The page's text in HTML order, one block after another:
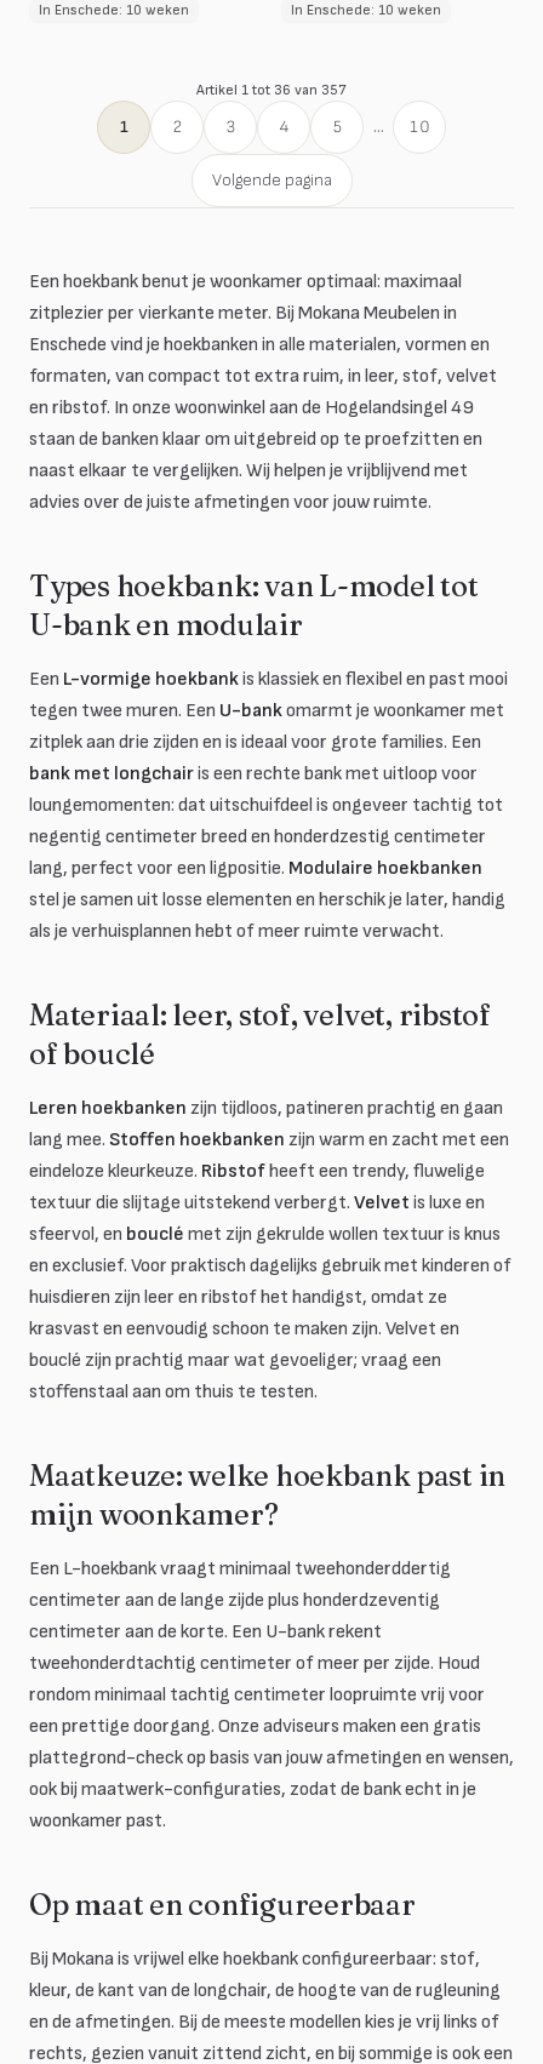
In Enschede: 10 weken In Enschede: 10 weken
Artikel 1 tot 36 van 357
1 2 3 4 5 ... 10
Volgende pagina
Een hoekbank benut je woonkamer optimaal: maximaal
zitplezier per vierkante meter. Bij Mokana Meubelen in
Enschede vind je hoekbanken in alle materialen, vormen en
formaten, van compact tot extra ruim, in leer, stof, velvet
en ribstof. In onze woonwinkel aan de Hogelandsingel 49
staan de banken klaar om uitgebreid op te proefzitten en
naast elkaar te vergelijken. Wij helpen je vrijblijvend met
advies over de juiste afmetingen voor jouw ruimte.
Types hoekbank: van L-model tot
U-bank en modulair
Een L-vormige hoekbankis klassiek en flexibel en past mooi
tegen twee muren. Een U-bankomarmt je woonkamer met
zitplek aan drie zijden en is ideaal voor grote families. Een
bank met longchairis een rechte bank met uitloop voor
loungemomenten: dat uitschuifdeel is ongeveer tachtig tot
negentig centimeter breed en honderdzestig centimeter
lang, perfect voor een ligpositie. Modulaire hoekbanken
stel je samen uit losse elementen en herschik je later, handig
als je verhuisplannen hebt of meer ruimte verwacht.
Materiaal: leer, stof, velvet, ribstof
of bouclé
Leren hoekbanken zijn tijdloos, patineren prachtig en gaan
lang mee. Stoffen hoekbanken zijn warm en zacht met een
eindeloze kleurkeuze. Ribstofheeft een trendy, fluwelige
textuur die slijtage uitstekend verbergt. Velvet is luxe en
sfeervol, en bouclé met zijn gekrulde wollen textuur is knus
en exclusief. Voor praktisch dagelijks gebruik met kinderen of
huisdieren zijn leer en ribstof het handigst, omdat ze
krasvast en eenvoudig schoon te maken zijn. Velvet en
bouclé zijn prachtig maar wat gevoeliger; vraag een
stoffenstaal aan om thuis te testen.
Maatkeuze: welke hoekbank past in
mijn woonkamer?
Een L-hoekbank vraagt minimaal tweehonderddertig
centimeter aan de lange zijde plus honderdzeventig
centimeter aan de korte. Een U-bank rekent
tweehonderdtachtig centimeter of meer per zijde. Houd
rondom minimaal tachtig centimeter loopruimte vrij voor
een prettige doorgang. Onze adviseurs maken een gratis
plattegrond-check op basis van jouw afmetingen en wensen,
ook bij maatwerk-configuraties, zodat de bank echt in je
woonkamer past.
Op maat en configureerbaar
Bij Mokana is vrijwel elke hoekbank configureerbaar: stof,
kleur, de kant van de longchair, de hoogte van de rugleuning
en de afmetingen. Bij de meeste modellen kies je vrij links of
rechts, gezien vanuit zittend zicht, en bij sommige is ook een